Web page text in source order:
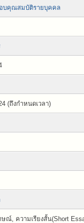
บคุณสมบัติรายบุคคล
(ถึงกำหนดเวลา)
ษณ์, ความเรียงสั้น(Short